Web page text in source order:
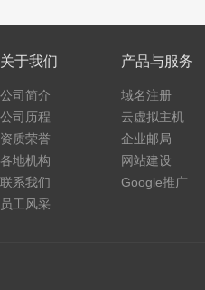
关于我们
公司简介
公司历程
资质荣誉
各地机构
联系我们
员工风采
产品与服务
域名注册
云虚拟主机
企业邮局
网站建设
Google推广